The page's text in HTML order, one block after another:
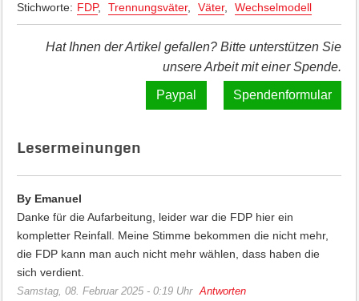
Stichworte: FDP, Trennungsväter, Väter, Wechselmodell
Hat Ihnen der Artikel gefallen? Bitte unterstützen Sie
unsere Arbeit mit einer Spende.
Spendenformular
Lesermeinungen
By Emanuel
Danke für die Aufarbeitung, leider war die FDP hier ein
kompletter Reinfall. Meine Stimme bekommen die nicht mehr,
die FDP kann man auch nicht mehr wählen, dass haben die
sich verdient.
Samstag, 08. Februar 2025 - 0:19 Uhr Antworten